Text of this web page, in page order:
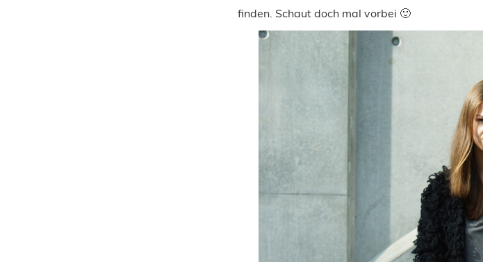
finden. Schaut doch mal vorbei 🙂